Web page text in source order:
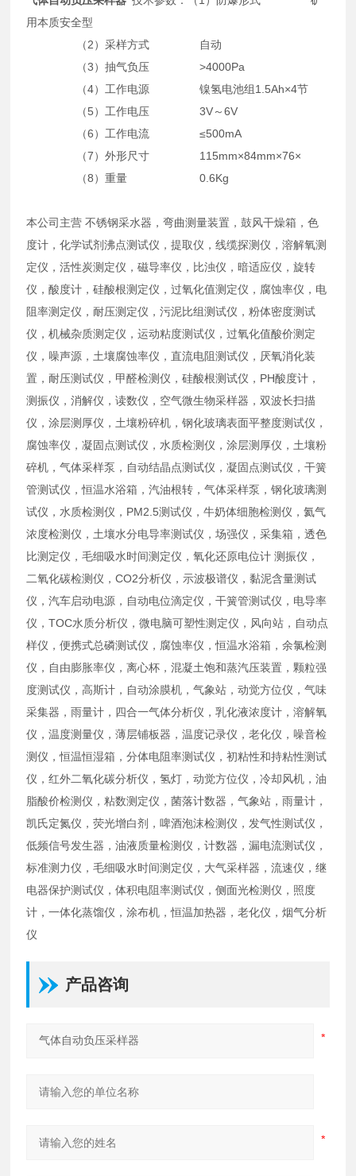
用本质安全型
（2）采样方式 自动
（3）抽气负压 >4000Pa
（4）工作电源 镍氢电池组1.5Ah×4节
（5）工作电压 3V～6V
（6）工作电流 ≤500mA
（7）外形尺寸 115mm×84mm×76×
（8）重量 0.6Kg
本公司主营 不锈钢采水器，弯曲测量装置，鼓风干燥箱，色
度计，化学试剂沸点测试仪，提取仪，线缆探测仪，溶解氧测
定仪，活性炭测定仪，磁导率仪，比浊仪，暗适应仪，旋转
仪，酸度计，硅酸根测定仪，过氧化值测定仪，腐蚀率仪，电
阻率测定仪，耐压测定仪，污泥比组测试仪，粉体密度测试
仪，机械杂质测定仪，运动粘度测试仪，过氧化值酸价测定
仪，噪声源，土壤腐蚀率仪，直流电阻测试仪，厌氧消化装
置，耐压测试仪，甲醛检测仪，硅酸根测试仪，PH酸度计，
测振仪，消解仪，读数仪，空气微生物采样器，双波长扫描
仪，涂层测厚仪，土壤粉碎机，钢化玻璃表面平整度测试仪，
腐蚀率仪，凝固点测试仪，水质检测仪，涂层测厚仪，土壤粉
碎机，气体采样泵，自动结晶点测试仪，凝固点测试仪，干簧
管测试仪，恒温水浴箱，汽油根转，气体采样泵，钢化玻璃测
试仪，水质检测仪，PM2.5测试仪，牛奶体细胞检测仪，氦气
浓度检测仪，土壤水分电导率测试仪，场强仪，采集箱，透色
比测定仪，毛细吸水时间测定仪，氧化还原电位计 测振仪，
二氧化碳检测仪，CO2分析仪，示波极谱仪，黏泥含量测试
仪，汽车启动电源，自动电位滴定仪，干簧管测试仪，电导率
仪，TOC水质分析仪，微电脑可塑性测定仪，风向站，自动点
样仪，便携式总磷测试仪，腐蚀率仪，恒温水浴箱，余氯检测
仪，自由膨胀率仪，离心杯，混凝土饱和蒸汽压装置，颗粒强
度测试仪，高斯计，自动涂膜机，气象站，动觉方位仪，气味
采集器，雨量计，四合一气体分析仪，乳化液浓度计，溶解氧
仪，温度测量仪，薄层铺板器，温度记录仪，老化仪，噪音检
测仪，恒温恒湿箱，分体电阻率测试仪，初粘性和持粘性测试
仪，红外二氧化碳分析仪，氢灯，动觉方位仪，冷却风机，油
脂酸价检测仪，粘数测定仪，菌落计数器，气象站，雨量计，
凯氏定氮仪，荧光增白剂，啤酒泡沫检测仪，发气性测试仪，
低频信号发生器，油液质量检测仪，计数器，漏电流测试仪，
标准测力仪，毛细吸水时间测定仪，大气采样器，流速仪，继
电器保护测试仪，体积电阻率测试仪，侧面光检测仪，照度
计，一体化蒸馏仪，涂布机，恒温加热器，老化仪，烟气分析
仪
产品咨询